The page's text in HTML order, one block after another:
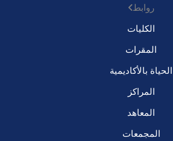
روابط
الكليات
المقرات
الحياة بالأكاديمية
المراكز
المعاهد
المجمعات